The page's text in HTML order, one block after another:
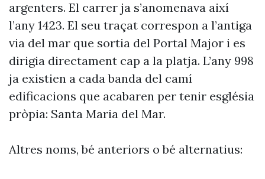
argenters. El carrer ja s’anomenava així
l’any 1423. El seu traçat correspon a l’antiga
via del mar que sortia del Portal Major i es
dirigia directament cap a la platja. L’any 998
ja existien a cada banda del camí
edificacions que acabaren per tenir església
pròpia: Santa Maria del Mar.
Altres noms, bé anteriors o bé alternatius: